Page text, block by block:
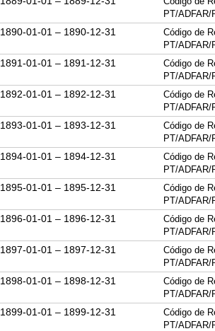
PT/ADFAR/
1890-01-01 – 1890-12-31
Código de
PT/ADFAR/
1891-01-01 – 1891-12-31
Código de
PT/ADFAR/
1892-01-01 – 1892-12-31
Código de
PT/ADFAR/
1893-01-01 – 1893-12-31
Código de
PT/ADFAR/
1894-01-01 – 1894-12-31
Código de
PT/ADFAR/
1895-01-01 – 1895-12-31
Código de
PT/ADFAR/
1896-01-01 – 1896-12-31
Código de
PT/ADFAR/
1897-01-01 – 1897-12-31
Código de
PT/ADFAR/
1898-01-01 – 1898-12-31
Código de
PT/ADFAR/
1899-01-01 – 1899-12-31
Código de
PT/ADFAR/